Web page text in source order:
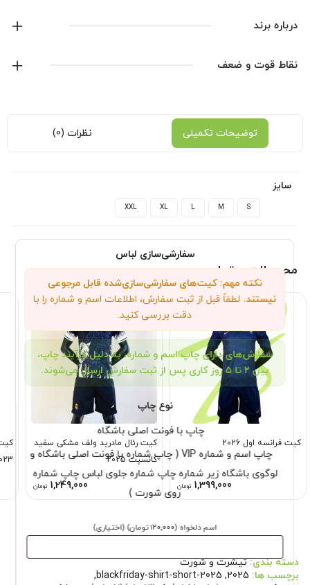
سفارشی‌سازی لباس
نکته مهم: کیت‌های سفارشی‌سازی‌شده قابل مرجوعی
نیستند. لطفاً قبل از ثبت سفارش، اطلاعات اسم و شماره را با
دقت بررسی کنید.
سفارش‌های دارای چاپ اسم و شماره، به دلیل فرآیند چاپ،
بین ۲ تا ۵ روز کاری پس از ثبت سفارش ارسال می‌شوند.
نوع چاپ
چاپ با فونت اصلی باشگاه
چاپ اسم و شماره VIP ( چاپ شماره با فونت اصلی باشگاه و
لوگوی باشگاه زیر شماره چاپ شماره جلوی لباس چاپ شماره
روی شورت )
اسم دلخواه (۱۲۰٬۰۰۰ تومان) (اختیاری)
درباره برند
پوما
نقاط قوت و ضعف
توضیحات تکمیلی نظرات (0)
سایز
S
M
L
XL
XXL
محصولات مرتبط
کیت فرانسه اول 2026
1,399,000 تومان
کیت رئال مادرید ولف مشکی سفید
کانسپت 2025
1,249,000 تومان
دسته بندی:تیشرت و شورت
برچسب ها: 2025
,
blackfriday-shirt-short-2025
,